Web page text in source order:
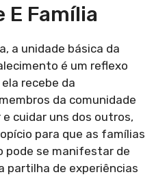
E Família
a unidade básica da
é um reflexo
recebe da
da comunidade
cuidar uns dos outros,
para que as famílias
pode se manifestar de
partilha de experiências